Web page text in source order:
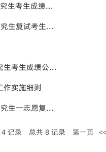
生考生成绩...
生复试考生...
生考生成绩公...
实施细则
生一志愿复...
记录 总共 8 记录 第一页